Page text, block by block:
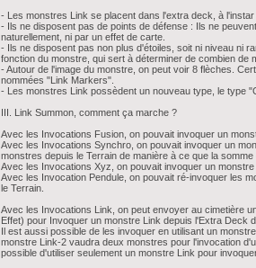
- Les monstres Link se placent dans l'extra deck, à
- Ils ne disposent pas de points de défense : Ils ne
naturellement, ni par un effet de carte.
- Ils ne disposent pas non plus d'étoiles, soit ni niveau ni
fonction du monstre, qui sert à déterminer de combien de
- Autour de l'image du monstre, on peut voir 8 flèches.
nommées "Link Markers".
- Les monstres Link possèdent un nouveau type, le type
III. Link Summon, comment ça marche ?
Avec les Invocations Fusion, on pouvait invoquer un
Avec les Invocations Synchro, on pouvait invoquer un
monstres depuis le Terrain de manière à ce que la
Avec les Invocations Xyz, on pouvait invoquer un
Avec les Invocation Pendule, on pouvait ré-invoquer les
le Terrain.
Avec les Invocations Link, on peut envoyer au cimetière
Effet) pour Invoquer un monstre Link depuis l'Extra Deck
Il est aussi possible de les invoquer en utilisant un
monstre Link-2 vaudra deux monstres pour l'invocation
possible d'utiliser seulement un monstre Link pour